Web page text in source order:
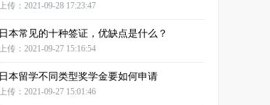
上传：2021-09-28 17:23:47
日本常见的十种签证，优缺点是什么？
上传：2021-09-27 15:16:54
日本留学不同类型奖学金要如何申请
上传：2021-09-27 15:01:46